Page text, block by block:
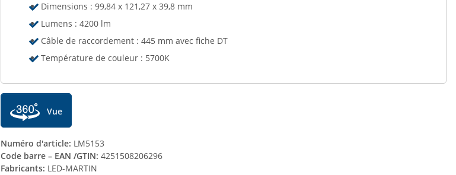
Dimensions : 99,84 x 121,27 x 39,8 mm
Lumens : 4200 lm
Câble de raccordement : 445 mm avec fiche DT
Température de couleur : 5700K
Vue
Numéro d'article: LM5153
Code barre – EAN /GTIN: 4251508206296
Fabricants: LED-MARTIN